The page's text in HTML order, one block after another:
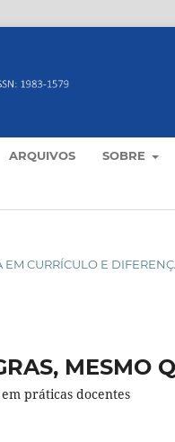
ARQUIVOS SOBRE
EM CURRÍCULO E
MESMO
práticas docentes